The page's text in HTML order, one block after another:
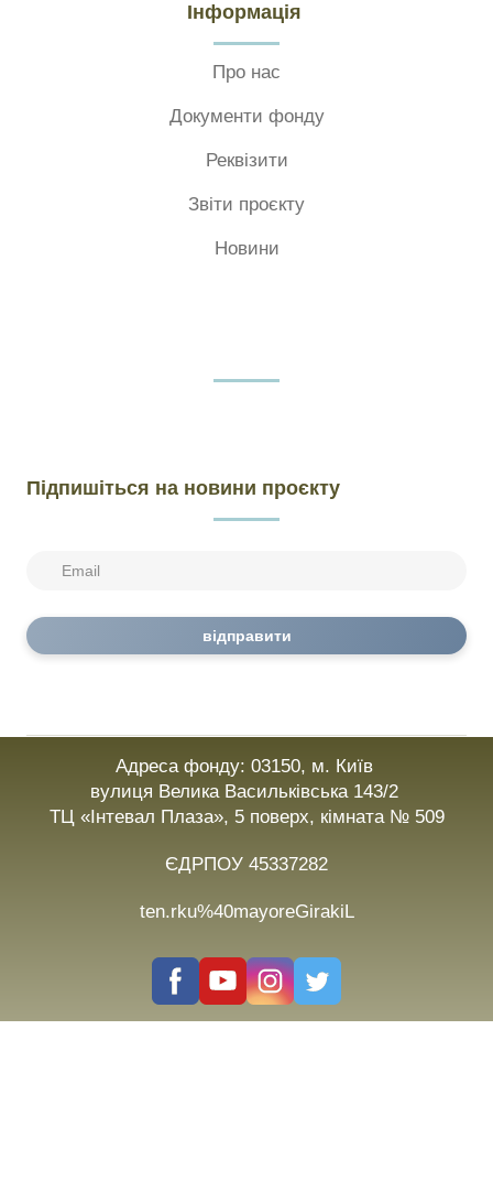
Інформація
Про нас
Документи фонду
Реквізити
Звіти проєкту
Новини
Підпишіться на новини проєкту
відправити
Адреса фонду: 03150, м. Київ
вулиця Велика Васильківська 143/2
ТЦ «Інтевал Плаза», 5 поверх, кімната № 509
ЄДРПОУ 45337282
ten.rku%40mayoreGirakiL